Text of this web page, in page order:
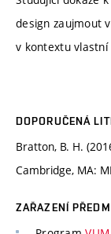
design zaujmout
v kontextu vlastní
DOPORUČENÁ
Bratton, B. H.
Cambridge, MA:
ZAŘAZENÍ